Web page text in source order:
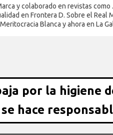
y colaborado en revistas
en Frontera D. Sobre el
Blanca y ahora en La
por la higiene
hace